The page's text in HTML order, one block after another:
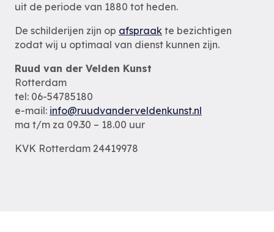
uit de periode van 1880 tot heden.
De schilderijen zijn op afspraak te bezichtigen
zodat wij u optimaal van dienst kunnen zijn.
Ruud van der Velden Kunst
Rotterdam
tel: 06-54785180
e-mail: info@ruudvanderveldenkunst.nl
ma t/m za 09.30 – 18.00 uur
KVK Rotterdam 24419978